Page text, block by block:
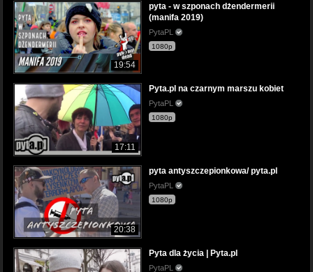
19:54
pyta - w szponach dżendermerii
(manifa 2019)
PytaPL
1080p
17:11
Pyta.pl na czarnym marszu kobiet
PytaPL
1080p
20:38
pyta antyszczepionkowa/ pyta.pl
PytaPL
1080p
Pyta dla życia | Pyta.pl
PytaPL